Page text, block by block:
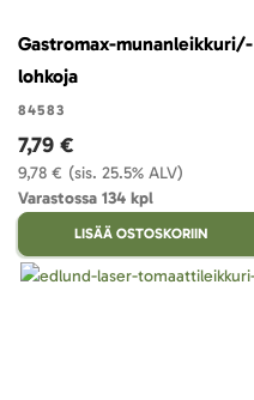
Gastromax-munanleikkuri/-
lohkoja
84583
(sis. 25.5% ALV)
9,78 €
7,79 €
Varastossa 134 kpl
LISÄÄ OSTOSKORIIN